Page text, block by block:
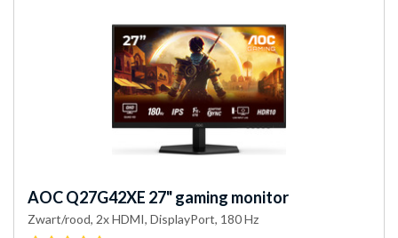
AOCQ27G42XE 27" gaming monitor
Zwart/rood, 2x HDMI, DisplayPort, 180 Hz